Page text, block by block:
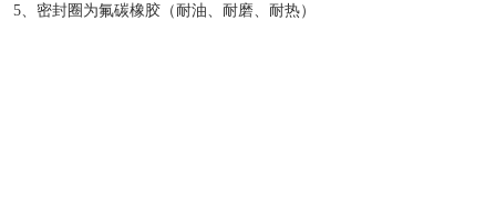
5、密封圈为氟碳橡胶（耐油、耐磨、耐热）